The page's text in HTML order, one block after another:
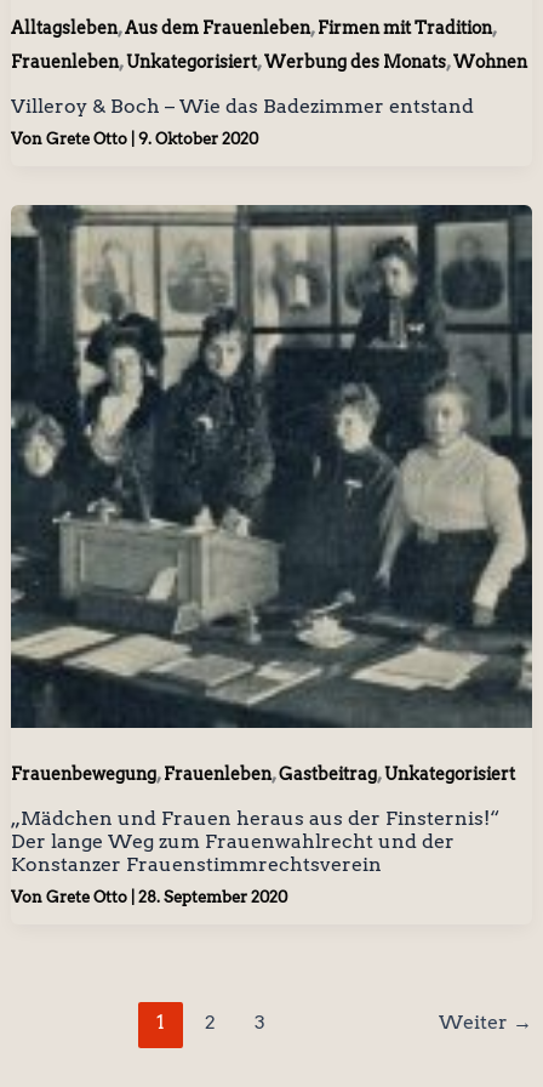
Alltagsleben,Aus dem Frauenleben,Firmen mit Tradition,
Frauenleben,Unkategorisiert,Werbung des Monats,Wohnen
Villeroy & Boch – Wie das Badezimmer entstand
Von Grete Otto 9. Oktober 2020
Frauenbewegung,Frauenleben,Gastbeitrag,Unkategorisiert
„Mädchen und Frauen heraus aus der Finsternis!“
Der lange Weg zum Frauenwahlrecht und der
Konstanzer Frauenstimmrechtsverein
Von Grete Otto 28. September 2020
1 2 3 Weiter →